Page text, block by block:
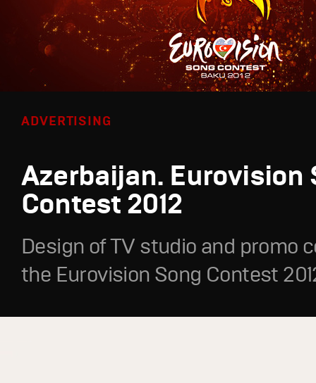
ADVERTISING
Azerbaijan. Eurovision
Contest 2012
Design of TV studio and promo
the Eurovision Song Contest